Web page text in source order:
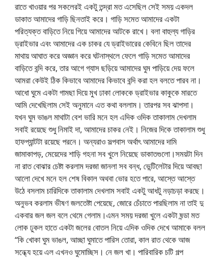
রাতে খাওয়ার পর সকলেরই একটু তন্দ্রা মত এসেছিল সেই সময় একদল
ডাকাত আমাদের গাড়ি ছিনতাই করে। গাড়ি সমেত আমাদের একটা
পরিত্যক্ত বাড়িতে নিয়ে গিয়ে আমাদের আটকে রাখে। বলা বাহুল্য গাড়ির
ড্রাইভার এবং আমাদের এক চাকর যে ড্রাইভারের কেবিনে ছিল তাদের
মাথায় আঘাত করে অজ্ঞান করে ঘটনাস্থলে ফেলে গাড়ি সমেত আমাদের
বাড়িতে বন্দি করে, তার আগে গ্যাস ছড়িয়ে আমাদের ঘুম পাড়িয়ে দেয় ফলে
আমরা কেউই ঠিক কিভাবে আমাদের কিভাবে বন্দি করা হল বলতে পারব না।
আধো ঘুমে একটা গামছা দিয়ে মুখ ঢাকা লোককে ড্রাইভার কাকুকে মারতে
আমি দেখেছিলাম সেই অনুমানে এত কথা বললাম। তারপর সব ঝাপসা।
যখন ঘুম ভাঙল মাথাটা বেশ ভারি মনে হল এদিক ওদিক তাকালাম দেখলাম
সবাই রয়েছে শুধু নিমাই দা, আমাদের চাকর নেই। নিজের দিকে তাকালাম শুধু
হাফপ্যান্টটা রয়েছে পরনে। অন্যরাও সল্পবাস অর্থাৎ আমাদের দামি
জামাকাপড়, মেয়েদের শাড়ি গহনা সব খুলে নিয়েছে ডাকাতগুলো।সময়টা দিন
না রাত বোঝার চেষ্টা করলাম দরজা জানলা সব বন্ধ, ভেন্টিলেটার দিয়ে আবছা
আলো দেখে মনে হল শেষ বিকাল অথবা ভোর হতে পারে, আস্তে আস্তে
উঠে বসলাম চারিদিকে তাকালাম দেখলাম সবাই একটু আধটু নড়াচড়া করছে।
অনুভব করলাম ভীষণ জলতেষ্টা পেয়েছে, জোরে চেঁচাতে পারছিলাম না তাই দু
একবার জল জল বলে থেমে গেলাম।এমন সময় দরজা খুলে একটা ষন্ডা মত
লোক ঢুকল হাতে একটা জলের বোতল নিয়ে এদিক ওদিক দেখে আমাকে বলল
“কি খোকা ঘুম ভাঙল, আচ্ছা ঘুমাতে পারিস তোরা, কাল রাত থেকে আজ
সন্ধ্যে হয়ে এল এখনও ঘুমোচ্ছিস। নে জল খা। পারিবারিক চটি গল্প